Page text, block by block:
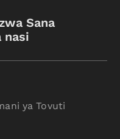
Sana
nasi
ya Tovuti